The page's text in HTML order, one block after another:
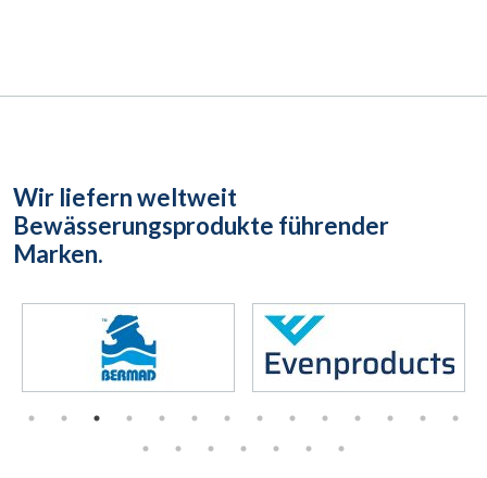
Wir liefern weltweit
Bewässerungsprodukte führender
Marken.